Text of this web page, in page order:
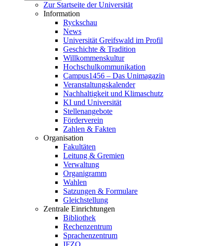
Zur Startseite der Universität
Information
Ryckschau
News
Universität Greifswald im Profil
Geschichte & Tradition
Willkommenskultur
Hochschulkommunikation
Campus1456 – Das Unimagazin
Veranstaltungskalender
Nachhaltigkeit und Klimaschutz
KI und Universität
Stellenangebote
Förderverein
Zahlen & Fakten
Organisation
Fakultäten
Leitung & Gremien
Verwaltung
Organigramm
Wahlen
Satzungen & Formulare
Gleichstellung
Zentrale Einrichtungen
Bibliothek
Rechenzentrum
Sprachenzentrum
IFZO